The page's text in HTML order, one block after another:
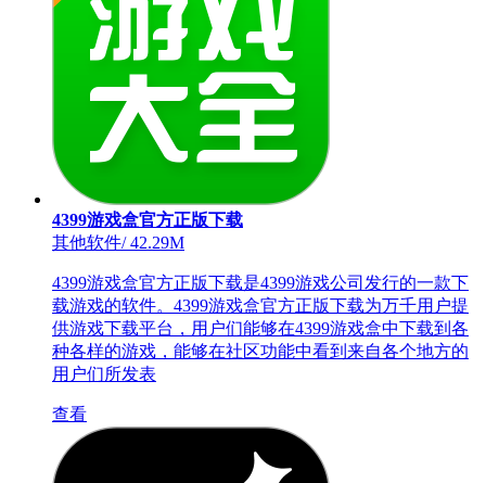
4399游戏盒官方正版下载
其他软件/42.29M
4399游戏盒官方正版下载是4399游戏公司发行的一款下
载游戏的软件。4399游戏盒官方正版下载为万千用户提
供游戏下载平台，用户们能够在4399游戏盒中下载到各
种各样的游戏，能够在社区功能中看到来自各个地方的
用户们所发表
查看